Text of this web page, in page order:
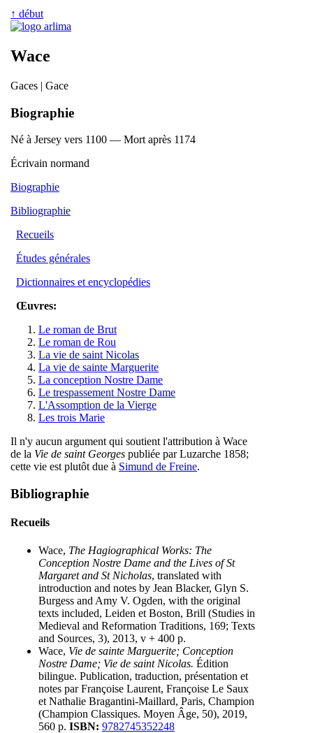
↑ début
Wace
Gaces | Gace
Biographie
Né à Jersey vers 1100 — Mort après 1174
Écrivain normand
Biographie
Bibliographie
Recueils
Études générales
Dictionnaires et encyclopédies
Œuvres:
Le roman de Brut
Le roman de Rou
La vie de saint Nicolas
La vie de sainte Marguerite
La conception Nostre Dame
Le trespassement Nostre Dame
L'Assomption de la Vierge
Les trois Marie
Il n'y aucun argument qui soutient l'attribution à Wace
de la Vie de saint Georges publiée par Luzarche 1858;
cette vie est plutôt due à Simund de Freine.
Bibliographie
Recueils
Wace, The Hagiographical Works: The
Conception Nostre Dame and the Lives of St
Margaret and St Nicholas, translated with
introduction and notes by Jean Blacker, Glyn S.
Burgess and Amy V. Ogden, with the original
texts included, Leiden et Boston, Brill (Studies in
Medieval and Reformation Traditions, 169; Texts
and Sources, 3), 2013, v + 400 p.
Wace, Vie de sainte Marguerite; Conception
Nostre Dame; Vie de saint Nicolas. Édition
bilingue. Publication, traduction, présentation et
notes par Françoise Laurent, Françoise Le Saux
et Nathalie Bragantini-Maillard, Paris, Champion
(Champion Classiques. Moyen Âge, 50), 2019,
560 p. ISBN: 9782745352248